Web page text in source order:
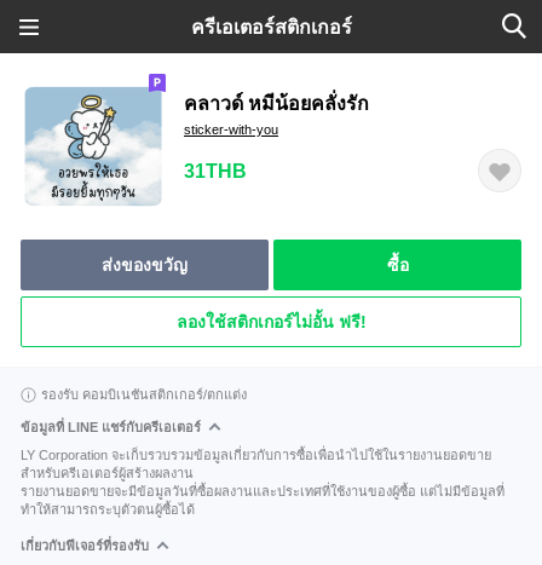
ครีเอเตอร์สติกเกอร์
คลาวด์ หมีน้อยคลั่งรัก
sticker-with-you
31THB
ส่งของขวัญ ซื้อ
ลองใช้สติกเกอร์ไม่อั้น ฟรี!
รองรับ คอมบิเนชันสติกเกอร์/ตกแต่ง
ข้อมูลที่ LINE แชร์กับครีเอเตอร์
LY Corporation จะเก็บรวบรวมข้อมูลเกี่ยวกับการซื้อเพื่อนำไปใช้ในรายงานยอดขาย
สำหรับครีเอเตอร์ผู้สร้างผลงาน
รายงานยอดขายจะมีข้อมูลวันที่ซื้อผลงานและประเทศที่ใช้งานของผู้ซื้อ แต่ไม่มีข้อมูลที่
ทำให้สามารถระบุตัวตนผู้ซื้อได้
เกี่ยวกับฟีเจอร์ที่รองรับ